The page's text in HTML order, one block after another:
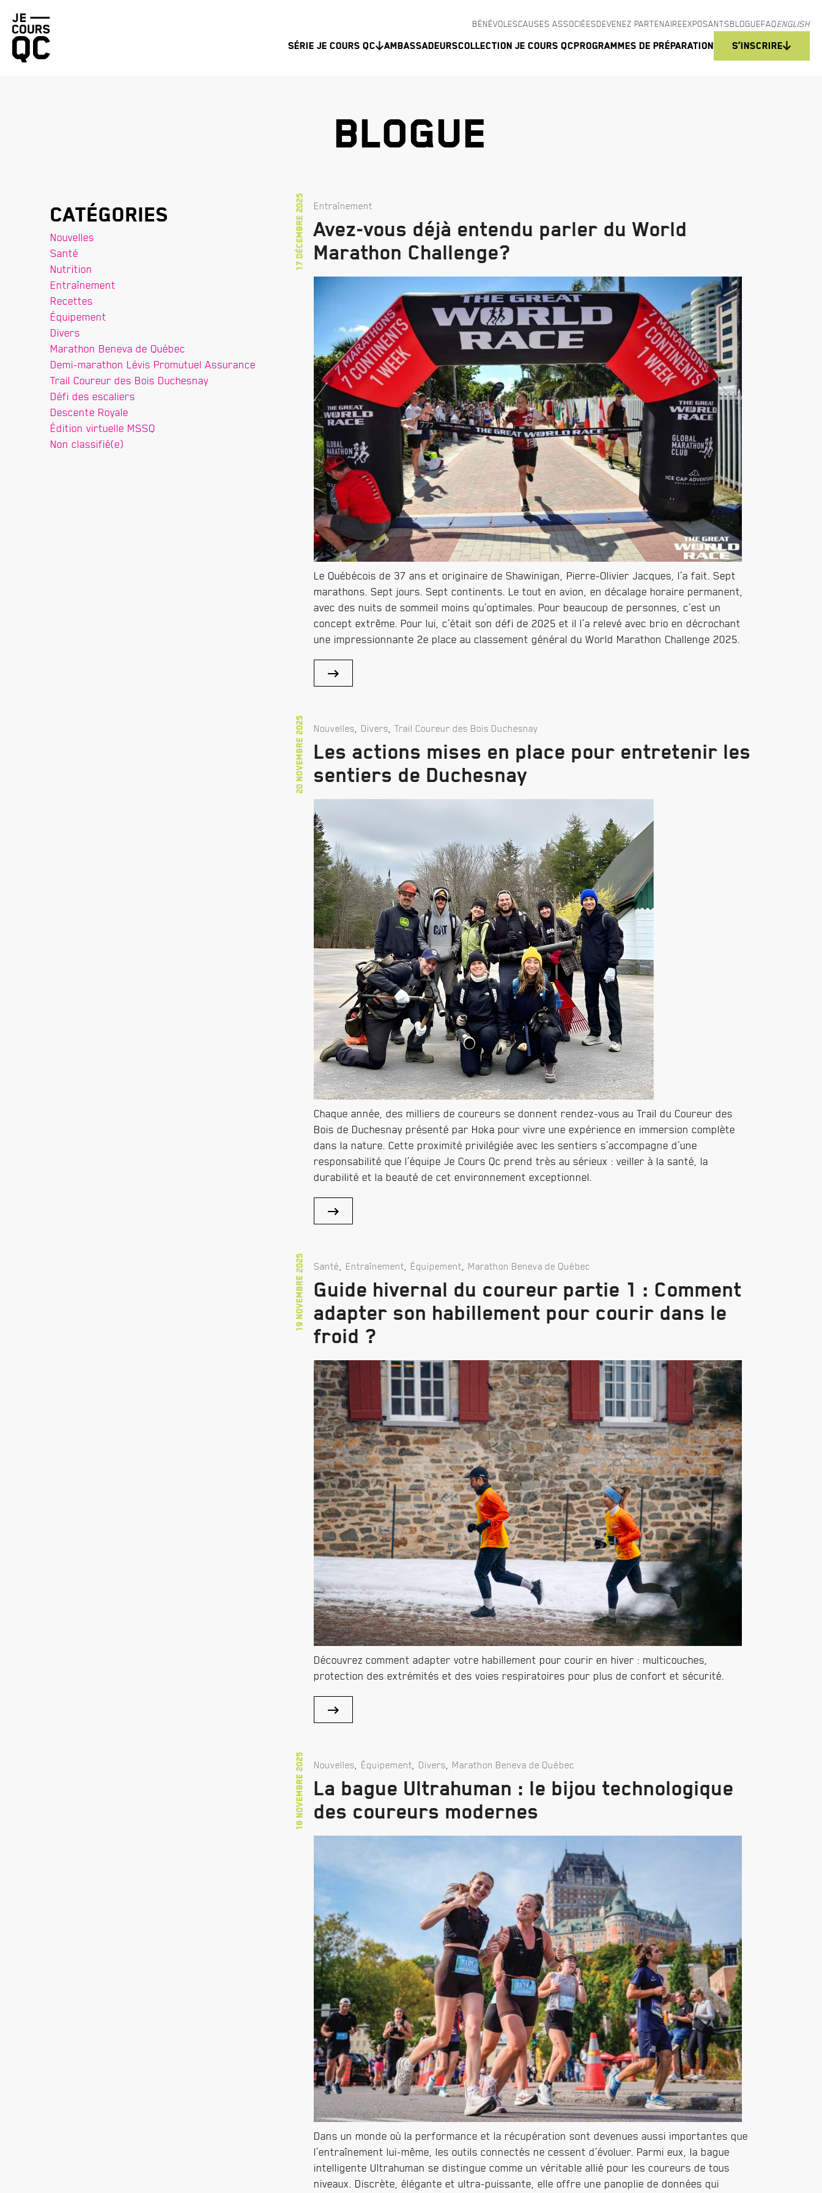
Retourner
la
BÉNÉVOLESCAUSES ASSOCIÉESDEVENEZ PARTENAIREEXPOSANTSBLOGUEFAQENGLISH
Série Je Cours QC AmbassadeursCollection Je Cours QCProgrammes de préparation S’inscrire
BLOGUE
Catégories
Nouvelles
Santé
Nutrition
Entraînement
Recettes
Équipement
Divers
Marathon Beneva de Québec
Demi-marathon Lévis Promutuel Assurance
Trail Coureur des Bois Duchesnay
Défi des escaliers
Descente Royale
Édition virtuelle MSSQ
Non classifié(e)
17 décembre 2025 Entraînement
Avez-vous déjà entendu parler du World
Marathon Challenge?
Le Québécois de 37 ans et originaire de Shawinigan, Pierre-Olivier Jacques, l’a fait. Sept
marathons. Sept jours. Sept continents. Le tout en avion, en décalage horaire permanent,
avec des nuits de sommeil moins qu’optimales. Pour beaucoup de personnes, c’est un
concept extrême. Pour lui, c’était son défi de 2025 et il l’a relevé avec brio en décrochant
une impressionnante 2e place au classement général du World Marathon Challenge 2025.
20 novembre 2025 Nouvelles Divers Trail Coureur des Bois Duchesnay
Les actions mises en place pour entretenir les
sentiers de Duchesnay
Chaque année, des milliers de coureurs se donnent rendez-vous au Trail du Coureur des
Bois de Duchesnay présenté par Hoka pour vivre une expérience en immersion complète
dans la nature. Cette proximité privilégiée avec les sentiers s’accompagne d’une
responsabilité que l’équipe Je Cours Qc prend très au sérieux : veiller à la santé, la
durabilité et la beauté de cet environnement exceptionnel.
19 novembre 2025 Santé Entraînement Équipement Marathon Beneva de Québec
Guide hivernal du coureur partie 1 : Comment
adapter son habillement pour courir dans le
froid ?
Découvrez comment adapter votre habillement pour courir en hiver : multicouches,
protection des extrémités et des voies respiratoires pour plus de confort et sécurité.
18 novembre 2025 Nouvelles Équipement Divers Marathon Beneva de Québec
La bague Ultrahuman : le bijou technologique
des coureurs modernes
Dans un monde où la performance et la récupération sont devenues aussi importantes que
l’entraînement lui-même, les outils connectés ne cessent d’évoluer. Parmi eux, la bague
intelligente Ultrahuman se distingue comme un véritable allié pour les coureurs de tous
niveaux. Discrète, élégante et ultra-puissante, elle offre une panoplie de données qui